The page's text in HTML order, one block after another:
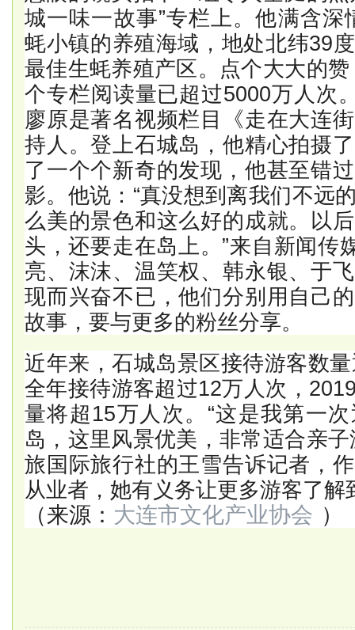
城一味一故事”专栏上。他满含深
蚝小镇的养殖海域，地处北纬39
最佳生蚝养殖产区。点个大大的
个专栏阅读量已超过5000万人次
廖原是著名视频栏目《走在大连
持人。登上石城岛，他精心拍摄
了一个个新奇的发现，他甚至错
影。他说：“真没想到离我们不远
么美的景色和这么好的成就。以
头，还要走在岛上。”来自新闻传
亮、沫沫、温笑权、韩永银、于
现而兴奋不已，他们分别用自己
故事，要与更多的粉丝分享。
近年来，石城岛景区接待游客数
全年接待游客超过12万人次，
量将超15万人次。“这是我第一
岛，这里风景优美，非常适合亲
旅国际旅行社的王雪告诉记者，
从业者，她有义务让更多游客了解
（来源： 大连市文化产业协会 ）